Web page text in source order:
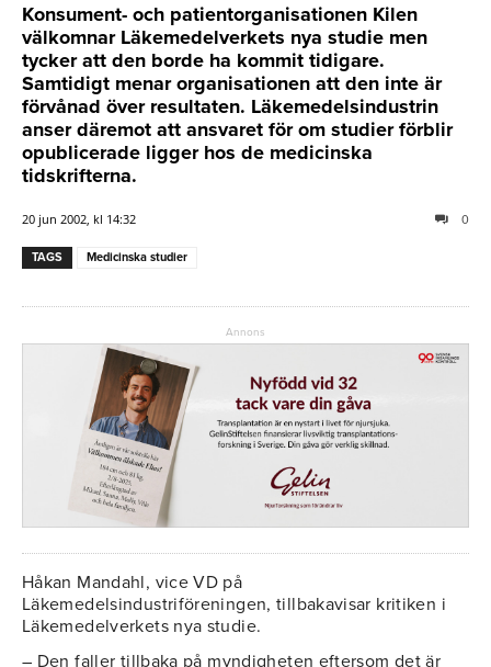
Konsument- och patientorganisationen Kilen
välkomnar Läkemedelverkets nya studie men
tycker att den borde ha kommit tidigare.
Samtidigt menar organisationen att den inte är
förvånad över resultaten. Läkemedelsindustrin
anser däremot att ansvaret för om studier förblir
opublicerade ligger hos de medicinska
tidskrifterna.
20 jun 2002, kl 14:32 0
TAGS Medicinska studier
Annons
Håkan Mandahl, vice VD på
Läkemedelsindustriföreningen, tillbakavisar kritiken i
Läkemedelverkets nya studie.
– Den faller tillbaka på myndigheten eftersom det är